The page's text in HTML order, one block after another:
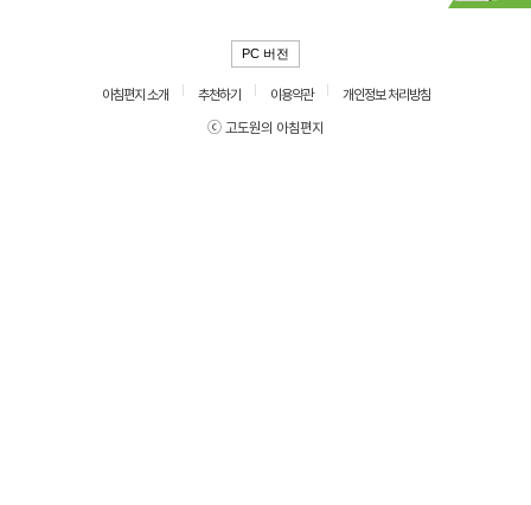
PC 버전
아침편지 소개 추천하기 이용약관
개인정보 처리방침
ⓒ 고도원의 아침편지